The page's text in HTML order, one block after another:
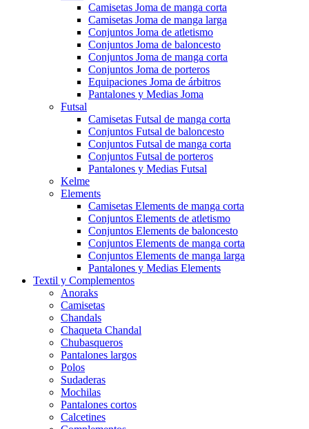
Camisetas Joma de manga corta
Camisetas Joma de manga larga
Conjuntos Joma de atletismo
Conjuntos Joma de baloncesto
Conjuntos Joma de manga corta
Conjuntos Joma de porteros
Equipaciones Joma de árbitros
Pantalones y Medias Joma
Futsal
Camisetas Futsal de manga corta
Conjuntos Futsal de baloncesto
Conjuntos Futsal de manga corta
Conjuntos Futsal de porteros
Pantalones y Medias Futsal
Kelme
Elements
Camisetas Elements de manga corta
Conjuntos Elements de atletismo
Conjuntos Elements de baloncesto
Conjuntos Elements de manga corta
Conjuntos Elements de manga larga
Pantalones y Medias Elements
Textil y Complementos
Anoraks
Camisetas
Chandals
Chaqueta Chandal
Chubasqueros
Pantalones largos
Polos
Sudaderas
Mochilas
Pantalones cortos
Calcetines